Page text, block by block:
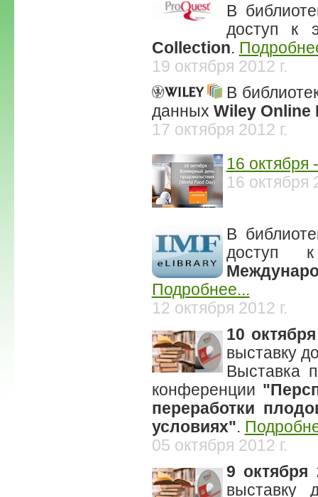
В
доступ к
Collection.
19 октября 2012 г.
В
данных Wiley Online
17 октября 2012 г.
16 октября
16 октября
В
Подробнее...
12 октября 2012 г.
10
выставку
Выставка
конференции
переработки
условиях".
05 октября 2012 г.
9 октября
выставку